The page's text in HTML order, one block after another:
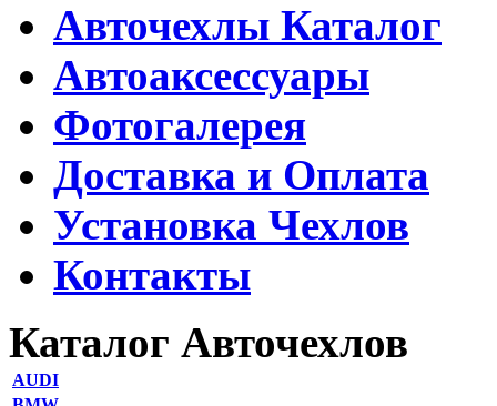
Авточехлы Каталог
Автоаксессуары
Фотогалерея
Доставка и Оплата
Установка Чехлов
Контакты
Каталог Авточехлов
AUDI